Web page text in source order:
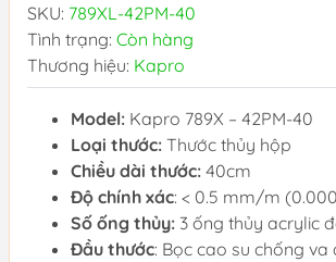
SKU: 789XL-42PM-40
Tình trạng: Còn hàng
Thương hiệu: Kapro
Model: Kapro 789X – 42PM-40
Loại thước: Thước thủy hộp
Chiều dài thước: 40cm
Độ chính xác: < 0.5 mm/m
Số ống thủy: 3 ống thủy acrylic
Đầu thước: Bọc cao su chống va